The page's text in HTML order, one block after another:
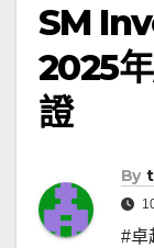
SM
2025
證
By
#卓